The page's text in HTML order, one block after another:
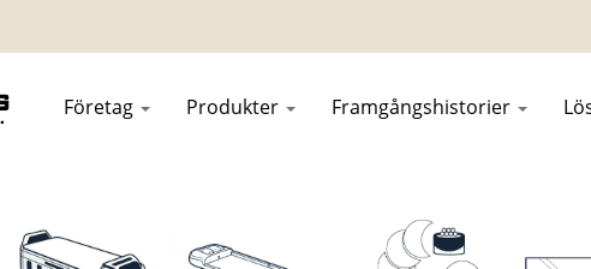
Företag Produkter Framgångshistorier